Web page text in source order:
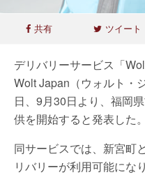
共有 ツイート
デリバリーサービス「
Wolt Japan（ウォルト・
日、9月30日より、福岡
供を開始すると発表した。
同サービスでは、新宮町
リバリーが利用可能にな